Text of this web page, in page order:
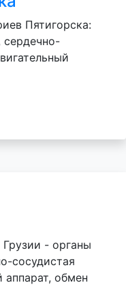
Пятигорска:
сердечно-
- органы
сосудистая
аппарат, обмен